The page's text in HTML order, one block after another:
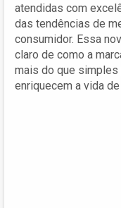
atendidas com
das tendências de
consumidor. Essa
claro de como a
mais do que
enriquecem a vida